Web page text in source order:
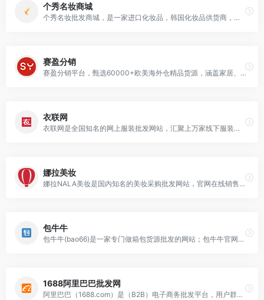
个秀名妆商城
个秀名妆批发商城，是一家进口化妆品，韩国化妆品供货商，个秀名妆化妆品批发平台，主营韩国化妆品，日本化妆品，欧美化妆品，网站提供各种化妆品，包括护肤品、彩妆、香水
赛盈分销
赛盈分销平台，甄选60000+欧美海外仓精品货源，涵盖家居、运动健身、健康美容、汽配、玩具等13个大品类产品，支持欧美等海外仓外贸货源一件代发，无缝对接Amazon…
衣联网
衣联网是全国知名的网上服装批发网站，汇聚上万家线下服装厂家的优质货源，衣联网热销的品类有高中低档的女装、男装、童装、内衣，箱包、配饰、男女鞋类等，衣联网上的实体批发
娜拉美妆
娜拉NALA美妆是国内知名的美妆采购批发网站，官网在线销售面膜，眼线笔，睫毛膏，美妆工具，个人护理等美妆日化产品，正品行货，品类丰富，全国最低价。NALA美妆与数万
包牛牛
包牛牛(bao66)是一家专门做箱包货源批发的网站；包牛牛官网批发汇集了河北白沟、广州数千家经过严格认证筛选的网供厂商，为全国各地电商卖家、批发零售商提供白沟箱包批
1688阿里巴巴批发网
阿里巴巴（1688.com）是（B2B）电子商务批发平台，用户群体庞大，在同类型平台中影响力是非常大的。目前阿里巴巴批发网1688已覆盖原材料、工业品、服装服饰等